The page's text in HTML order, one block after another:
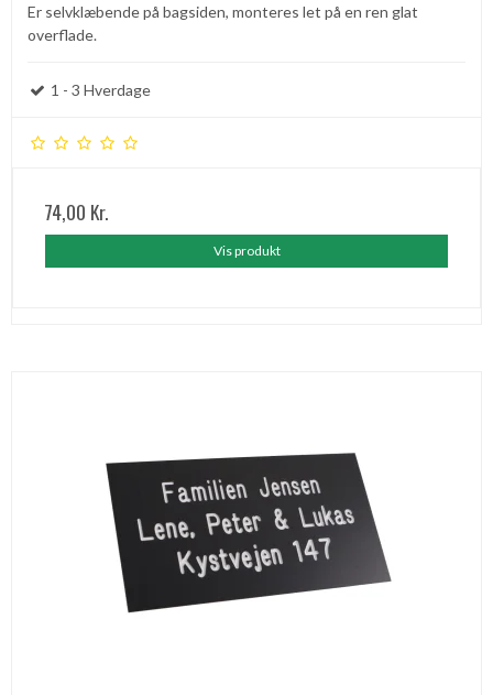
Er selvklæbende på bagsiden, monteres let på en ren glat
overflade.
1 - 3 Hverdage
74,00 Kr.
Vis produkt